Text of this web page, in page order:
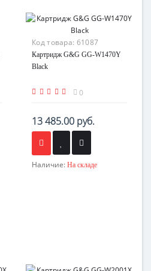
Код товара: 61087
Картридж G&G GG-W1470Y
Black
0
13 485.00 руб.
Наличие: На складе